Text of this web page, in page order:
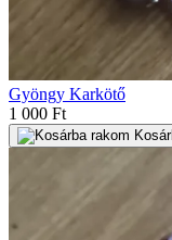
Gyöngy Karkötő
1 000 Ft